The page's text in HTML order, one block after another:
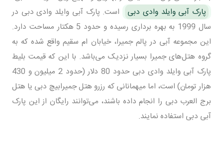
پارک آبی وایلد وادی دبی
است. پارک آبی وایلد وادی دبی در
سال 1999 به بهره برداری رسیده و حدود 5 هکتار مساحت دارد.
این مجموعه آبی در پالم جمیرا، خیابان ام سقیم واقع شده که به
گروه هتل‌های جمیرا بسیار نزدیک می‌باشد. با این که قیمت بلیط
پارک آبی وایلد وادی دبی حدود 80 دلار (حدود 2 میلیون و 430
هزار تومان) است، اما میهمانانی که رزرو هتل جمیرابیچ دبی یا هتل
برج العرب دبی را انجام داده باشند، می‌توانند رایگان از این پارک
آبی دبی استفاده نمایند.